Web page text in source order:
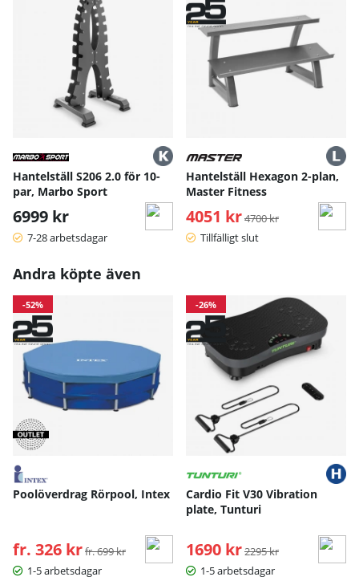
Kommersiella anläggningar – klarar hög belastning, byggt
för frekvent användning.
Bruksanvisning / manual »
Hantelställ S206 2.0 för 10-
par, Marbo Sport
6999 kr
7-28 arbetsdagar
Hantelställ Hexagon 2-plan,
Master Fitness
4051 kr Ordinarie pris:
4700 kr
Tillfälligt slut
Andra köpte även
-52%
Poolöverdrag Rörpool, Intex
fr. 326 kr Ordinarie pris:
fr. 699 kr
1-5 arbetsdagar
-26%
Cardio Fit V30 Vibration
plate, Tunturi
1690 kr Ordinarie pris:
2295 kr
1-5 arbetsdagar